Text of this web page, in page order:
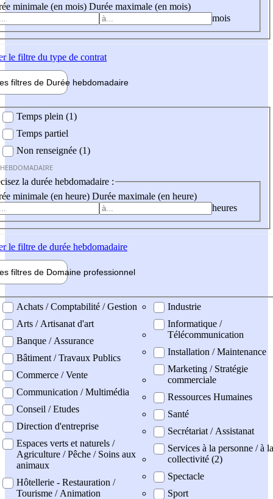
minimale (en mois) Durée maximale (en mois)
mois
le filtre du type de contrat
filtres de Durée hebdomadaire
Temps plein (1)
Temps partiel
Non renseignée (1)
la durée hebdomadaire :
minimale (en heure) Durée maximale (en heure)
heures
le filtre de durée hebdomadaire
filtres de Domaine professionnel
professionel
Achats / Comptabilité / Gestion
Arts / Artisanat d'art
Banque / Assurance
Bâtiment / Travaux Publics
Commerce / Vente
Communication / Multimédia
Conseil / Etudes
Direction d'entreprise
Espaces verts et naturels /
Agriculture / Pêche / Soins aux
animaux
Hôtellerie - Restauration /
Tourisme / Animation
Industrie
Informatique /
Télécommunication
Installation / Maintenance
Marketing / Stratégie
commerciale
Ressources Humaines
Santé
Secrétariat / Assistanat
Services à la personne / à la
collectivité (2)
Spectacle
Sport